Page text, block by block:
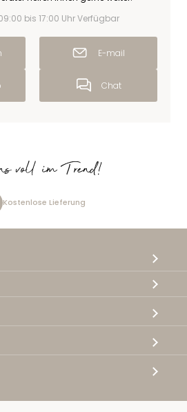
bis 17:00 Uhr Verfügbar
E-mail
Chat
voll im Trend!
Kostenlose Lieferung